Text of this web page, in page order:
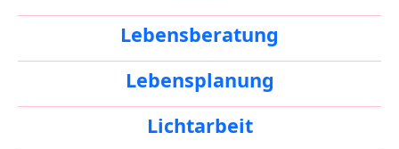
Lebensberatung
Lebensplanung
Lichtarbeit